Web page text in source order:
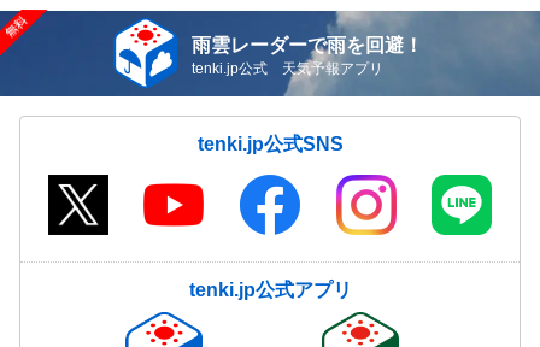
雨雲レーダーで雨を回避！
tenki.jp公式 天気予報アプリ
tenki.jp公式SNS
tenki.jp公式アプリ